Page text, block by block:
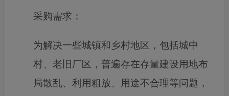
采购需求：
为解决一些城镇和乡村地区，包括城中
村、老旧厂区，普遍存在存量建设用地布
局散乱、利用粗放、用途不合理等问题，